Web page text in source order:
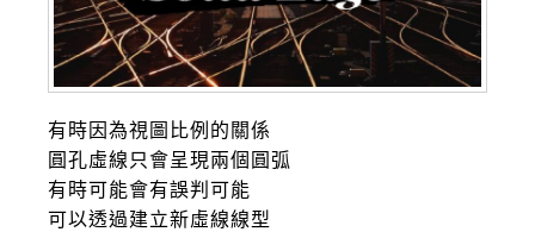
有時因為視圖比例的關係
圓孔虛線只會呈現兩個圓弧
有時可能會有誤判可能
可以透過建立新虛線線型